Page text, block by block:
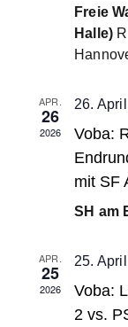
Freie
Halle)
APR.
26
2026
26.
Voba:
mit SF
SH am
APR.
25
2026
25.
Voba:
2 vs.